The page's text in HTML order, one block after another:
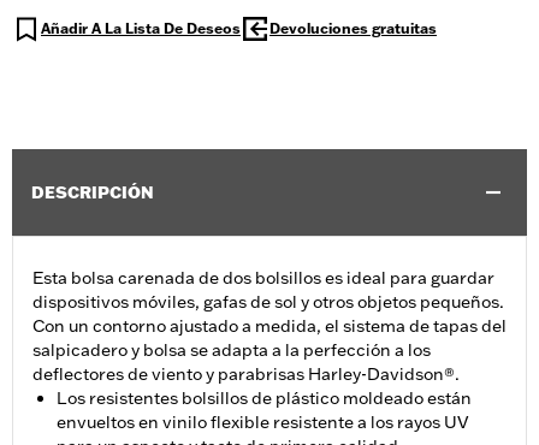
Añadir A La Lista De Deseos Devoluciones gratuitas
DESCRIPCIÓN
Esta bolsa carenada de dos bolsillos es ideal para guardar
dispositivos móviles, gafas de sol y otros objetos pequeños.
Con un contorno ajustado a medida, el sistema de tapas del
salpicadero y bolsa se adapta a la perfección a los
deflectores de viento y parabrisas Harley-Davidson®.
Los resistentes bolsillos de plástico moldeado están
envueltos en vinilo flexible resistente a los rayos UV